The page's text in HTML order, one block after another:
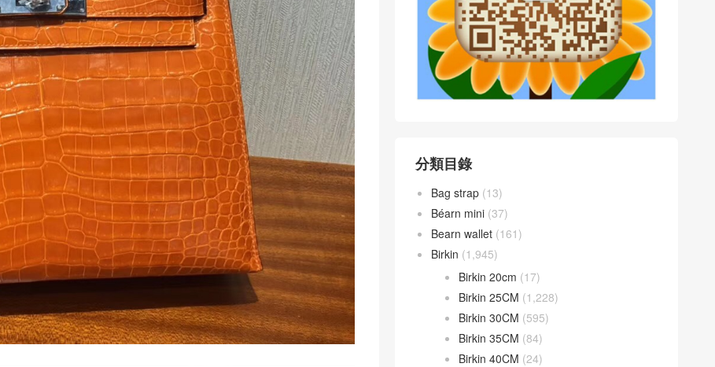
分類目錄
Bag strap (13)
Béarn mini (37)
Bearn wallet (161)
Birkin (1,945)
Birkin 20cm (17)
Birkin 25CM (1,228)
Birkin 30CM (595)
Birkin 35CM (84)
Birkin 40CM (24)